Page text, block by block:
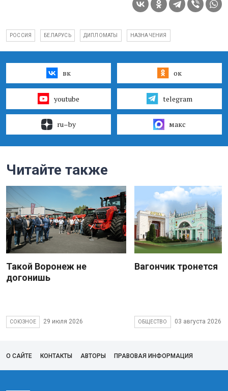
РОССИЯ БЕЛАРУСЬ ДИПЛОМАТЫ НАЗНАЧЕНИЯ
вк ок
youtube telegram
ru–by макс
Читайте также
Такой Воронеж не
догонишь
СОЮЗНОЕ 29 июля 2026
Вагончик тронется
ОБЩЕСТВО 03 августа 2026
О САЙТЕ КОНТАКТЫ АВТОРЫ ПРАВОВАЯ ИНФОРМАЦИЯ